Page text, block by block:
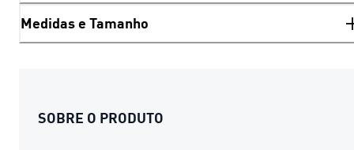
Medidas e Tamanho
SOBRE O PRODUTO